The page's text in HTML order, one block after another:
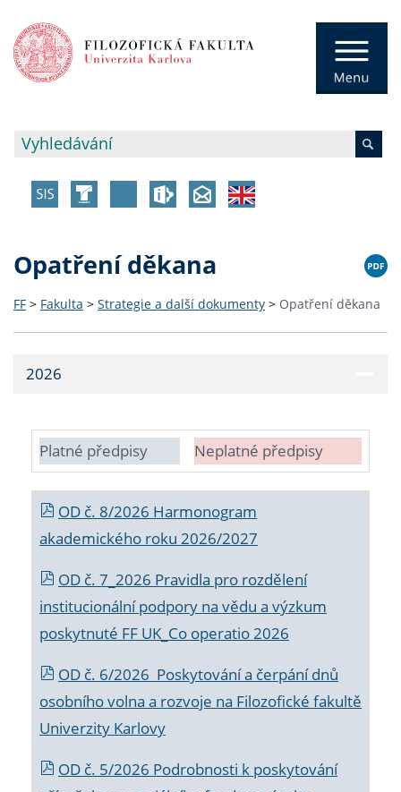
Opatření děkana
FF > Fakulta > Strategie a další dokumenty > Opatření děkana
2026
Platné předpisy Neplatné předpisy
OD č. 8/2026 Harmonogram
akademického roku 2026/2027
OD č. 7_2026 Pravidla pro rozdělení
institucionální podpory na vědu a výzkum
poskytnuté FF UK_Co operatio 2026
OD č. 6/2026 Poskytování a čerpání dnů
osobního volna a rozvoje na Filozofické fakultě
Univerzity Karlovy
OD č. 5/2026 Podrobnosti k poskytování